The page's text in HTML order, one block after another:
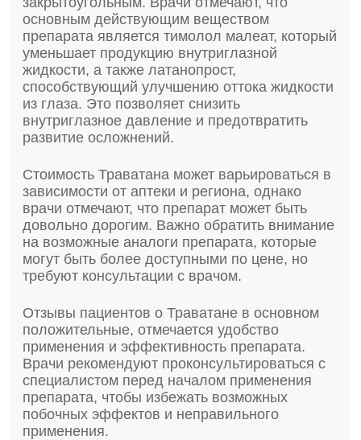
основным действующим веществом
препарата является тимолол малеат, который
уменьшает продукцию внутриглазной
жидкости, а также латанопрост,
способствующий улучшению оттока жидкости
из глаза. Это позволяет снизить
внутриглазное давление и предотвратить
развитие осложнений.
Стоимость Траватана может варьироваться в
зависимости от аптеки и региона, однако
врачи отмечают, что препарат может быть
довольно дорогим. Важно обратить внимание
на возможные аналоги препарата, которые
могут быть более доступными по цене, но
требуют консультации с врачом.
Отзывы пациентов о Траватане в основном
положительные, отмечается удобство
применения и эффективность препарата.
Врачи рекомендуют проконсультироваться с
специалистом перед началом применения
препарата, чтобы избежать возможных
побочных эффектов и неправильного
применения.